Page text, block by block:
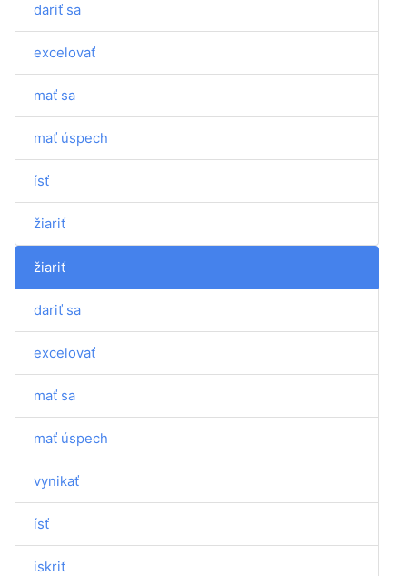
dariť sa
excelovať
mať sa
mať úspech
ísť
žiariť
žiariť
dariť sa
excelovať
mať sa
mať úspech
vynikať
ísť
iskriť